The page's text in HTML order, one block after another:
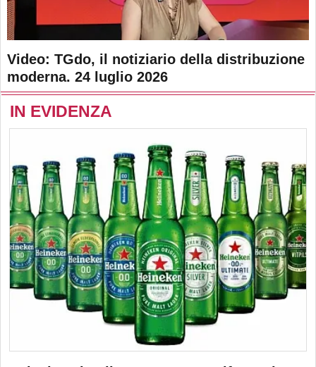
Video: TGdo, il notiziario della distribuzione
moderna. 24 luglio 2026
IN EVIDENZA